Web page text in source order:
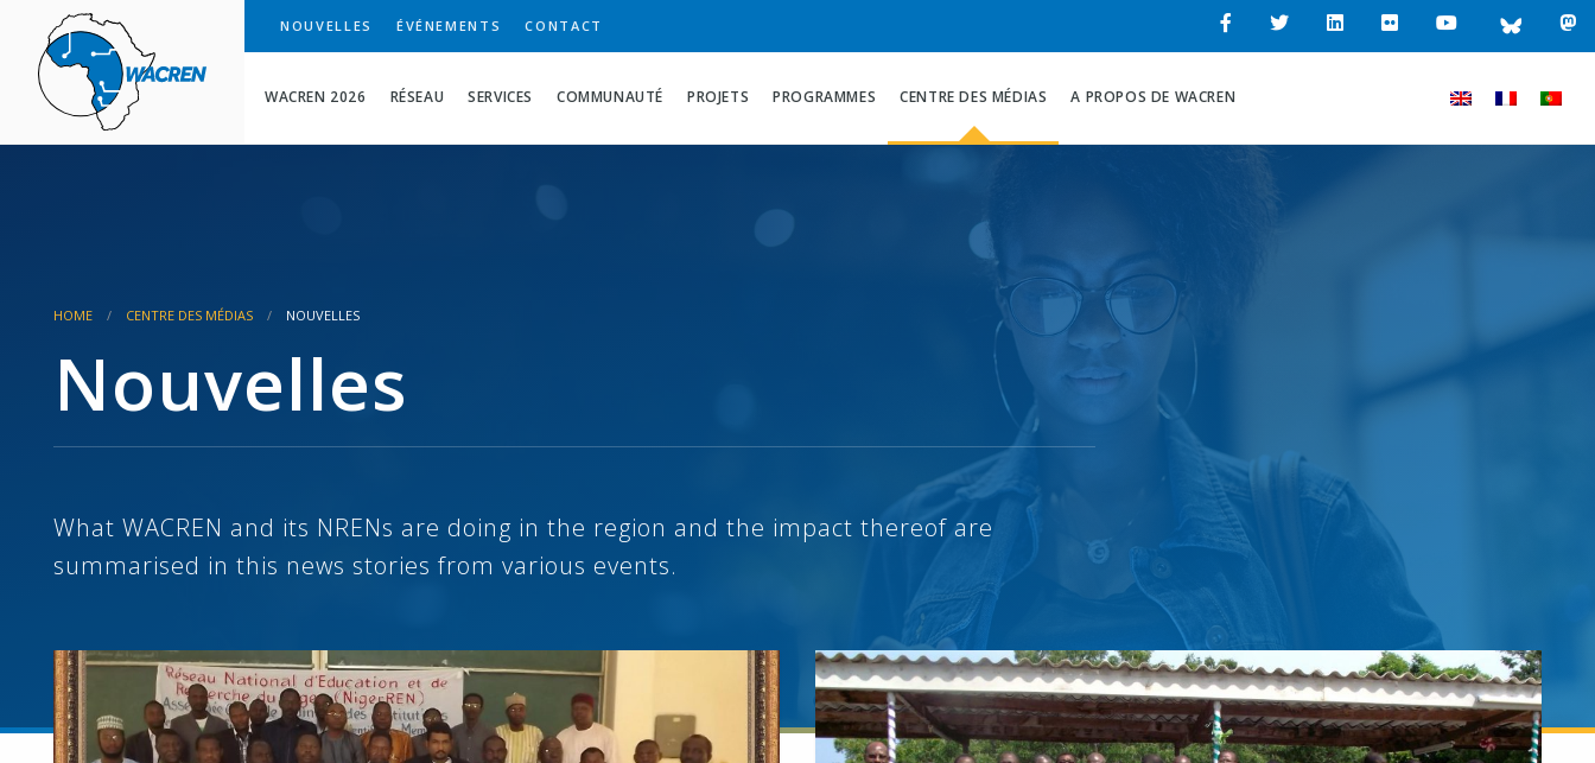
WACREN
WACREN 2026 RÉSEAU SERVICES COMMUNAUTÉ PROJETS PROGRAMMES CENTRE DES MÉDIAS A PROPOS DE WACREN
NOUVELLES ÉVÉNEMENTS CONTACT
HOME CENTRE DES MÉDIAS NOUVELLES
Nouvelles
What WACREN and its NRENs are doing in the region and the impact thereof are
summarised in this news stories from various events.